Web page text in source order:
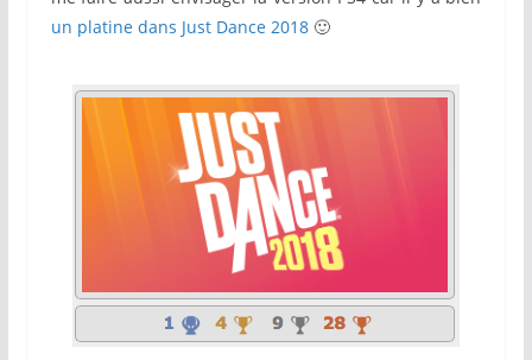
un platine dans Just Dance 2018🙂